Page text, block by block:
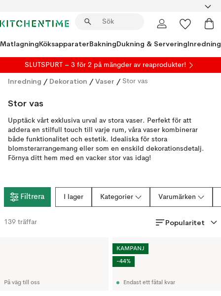
MatlagningKöksapparaterBakningDukning & ServeringInredning
SLUTSPURT – 3 för 2 på mängder av reaprodukter!
Inredning / Dekoration / Vaser / Stor vas
Stor vas
Upptäck vårt exklusiva urval av stora vaser. Perfekt för att
addera en stilfull touch till varje rum, våra vaser kombinerar
både funktionalitet och estetik. Idealiska för stora
blomsterarrangemang eller som en enskild dekorationsdetalj.
Förnya ditt hem med en vacker stor vas idag!
Filtrera I lager Kategorier Varumärken
139 träffar Popularitet
På väg till oss Endast ett fåtal kvar
KAMPANJ
-44%